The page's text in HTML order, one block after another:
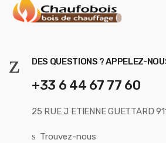
DES QUESTIONS ? APPELEZ-
+33 6 44 67 77 60
25 RUE J ETIENNE GUETTARD
Trouvez-nous